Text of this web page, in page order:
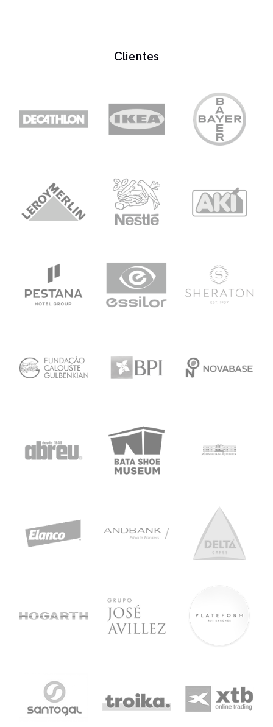
não tem uma voz de referência específica, a voz
personalizada a partir de modelos é a opção mais
Clientes